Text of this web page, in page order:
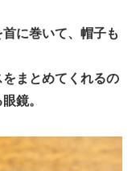
に巻いて、帽子も
まとめてくれるの
鏡。